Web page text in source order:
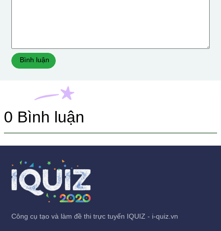
Bình luận
0 Bình luận
Công cụ tạo và làm đề thi trực tuyến IQUIZ - i-quiz.vn